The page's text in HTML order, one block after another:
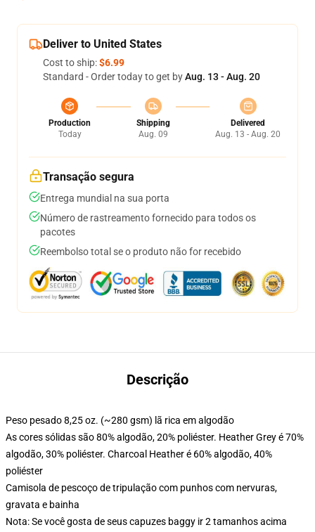
Deliver to United States
Cost to ship:$6.99
Standard - Order today to get byAug. 13 - Aug. 20
Production
Today
Shipping
Aug. 09
Delivered
Aug. 13 - Aug. 20
Transação segura
Entrega mundial na sua porta
Número de rastreamento fornecido para todos os
pacotes
Reembolso total se o produto não for recebido
Descrição
Peso pesado 8,25 oz. (~280 gsm) lã rica em algodão
As cores sólidas são 80% algodão, 20% poliéster. Heather Grey é 70%
algodão, 30% poliéster. Charcoal Heather é 60% algodão, 40%
poliéster
Camisola de pescoço de tripulação com punhos com nervuras,
gravata e bainha
Nota: Se você gosta de seus capuzes baggy ir 2 tamanhos acima